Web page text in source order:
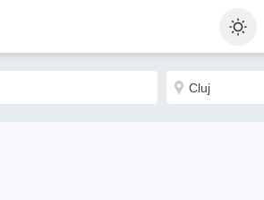
Sortează